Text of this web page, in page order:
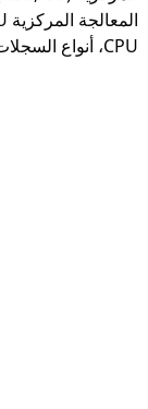
CPU، أنواع السجلات - Registers